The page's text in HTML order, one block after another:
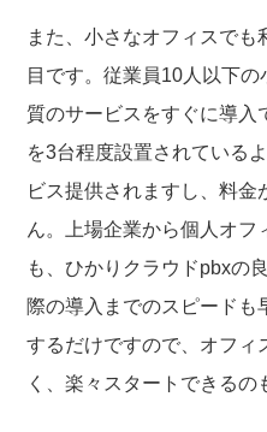
また、小さなオフィスで
目です。従業員10人以下
質のサービスをすぐに導入
を3台程度設置されている
ビス提供されますし、料
ん。上場企業から個人オフ
も、ひかりクラウドpbxの
際の導入までのスピードも
するだけですので、オフィ
く、楽々スタートできるの